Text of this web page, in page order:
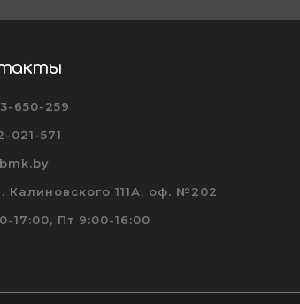
650-259
021-571
Калиновского 111А, оф. №202
17:00, Пт 9:00-16:00